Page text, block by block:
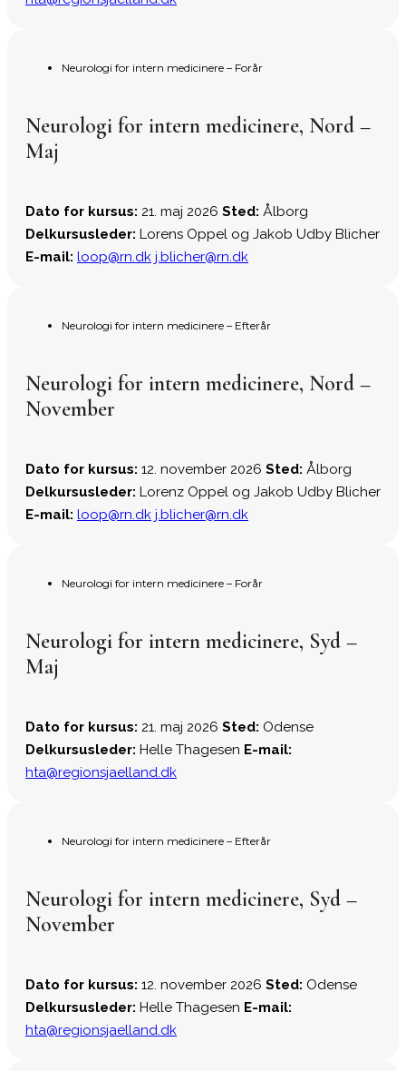
Neurologi for intern medicinere – Forår
Neurologi for intern medicinere, Nord –
Maj
Dato for kursus: 21. maj 2026 Sted: Ålborg
Delkursusleder: Lorens Oppel og Jakob Udby Blicher
E-mail: loop@rn.dk j.blicher@rn.dk
Neurologi for intern medicinere – Efterår
Neurologi for intern medicinere, Nord –
November
Dato for kursus: 12. november 2026 Sted: Ålborg
Delkursusleder: Lorenz Oppel og Jakob Udby Blicher
E-mail: loop@rn.dk j.blicher@rn.dk
Neurologi for intern medicinere – Forår
Neurologi for intern medicinere, Syd –
Maj
Dato for kursus: 21. maj 2026 Sted: Odense
Delkursusleder: Helle Thagesen E-mail:
hta@regionsjaelland.dk
Neurologi for intern medicinere – Efterår
Neurologi for intern medicinere, Syd –
November
Dato for kursus: 12. november 2026 Sted: Odense
Delkursusleder: Helle Thagesen E-mail:
hta@regionsjaelland.dk